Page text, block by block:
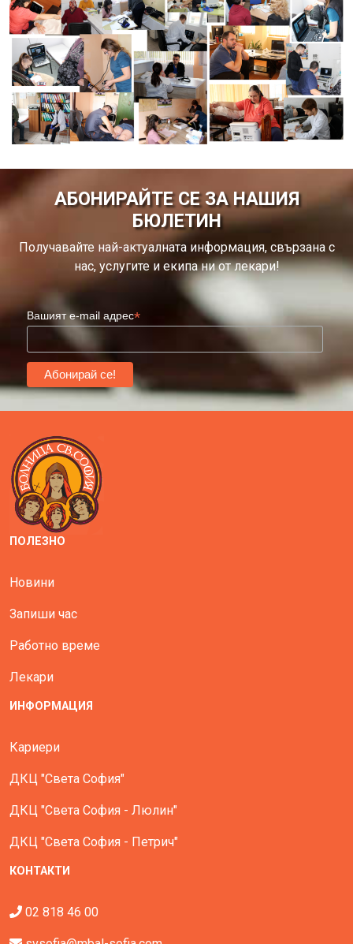
АБОНИРАЙТЕ СЕ ЗА НАШИЯ
БЮЛЕТИН
Получавайте най-актуалната информация, свързана с
нас, услугите и екипа ни от лекари!
Вашият e-mail адрес*
ПОЛЕЗНО
Новини
Запиши час
Работно време
Лекари
ИНФОРМАЦИЯ
Кариери
ДКЦ "Света София"
ДКЦ "Света София - Люлин"
ДКЦ "Света София - Петрич"
КОНТАКТИ
02 818 46 00